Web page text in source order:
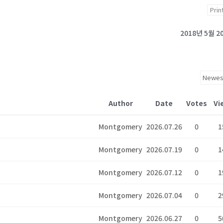
2018년 5월
Author Date Votes
Montgomery 2026.07.26 0
Montgomery 2026.07.19 0
Montgomery 2026.07.12 0
Montgomery 2026.07.04 0
Montgomery 2026.06.27 0